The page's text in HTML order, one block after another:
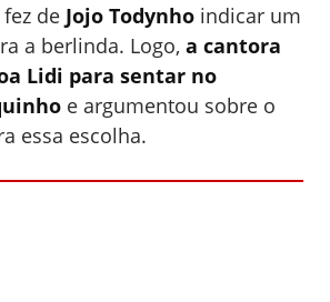
de Jojo Todynho indicar um
a berlinda. Logo, a cantora
Lidi para sentar no
e argumentou sobre o
essa escolha.